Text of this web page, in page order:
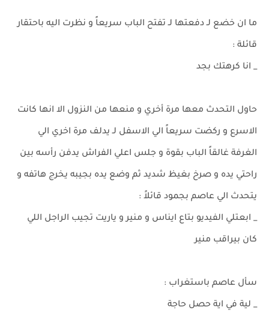
ما ان خضع لـ دفعتها لـ تفتح الباب سريعاً و نظرت اليه باحتقار
قائلة :
_ انا كرهتك بجد
حاول التحدث معها مرة أخري و منعها من النزول الا انها كانت
الاسرع و ركضت سريعاً الي الاسفل لـ يدلف مرة اخري الي
الغرفة غالقاً الباب بقوة و جلس اعلي الفراش يدفن رأسه بين
راحتي يده و صرخ بغيظ شديد ثم وضع يده بجيبه يخرج هاتفه و
يتحدث الي عاصم بجمود قائلاً :
_ ابعتلي الفيديو بتاع ايناس و منير و ياريت تجيب الراجل اللي
كان بيراقب منير
سأل عاصم باستغراب :
_ لية في اية حصل حاجة